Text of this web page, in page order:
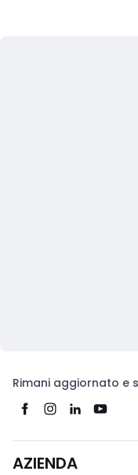
Rimani aggiornato e
AZIENDA